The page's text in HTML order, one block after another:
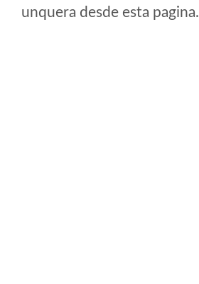
unquera desde esta pagina.